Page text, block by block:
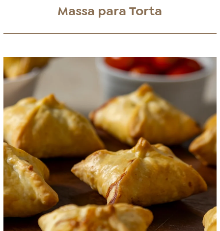
Massa para Torta